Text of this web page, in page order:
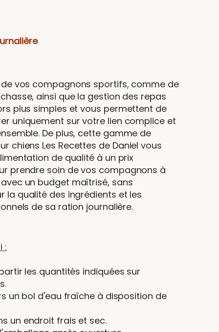
de vos compagnons sportifs, comme de
ainsi que la gestion des repas
plus simples et vous permettent de
uniquement sur votre lien complice et
De plus, cette gamme de
chiens Les Recettes de Daniel vous
de qualité à un prix
prendre soin de vos compagnons à
un budget maîtrisé, sans
la qualité des ingrédients et les
de sa ration journalière.
:
les quantités indiquées sur
un bol d'eau fraîche à disposition de
un endroit frais et sec.